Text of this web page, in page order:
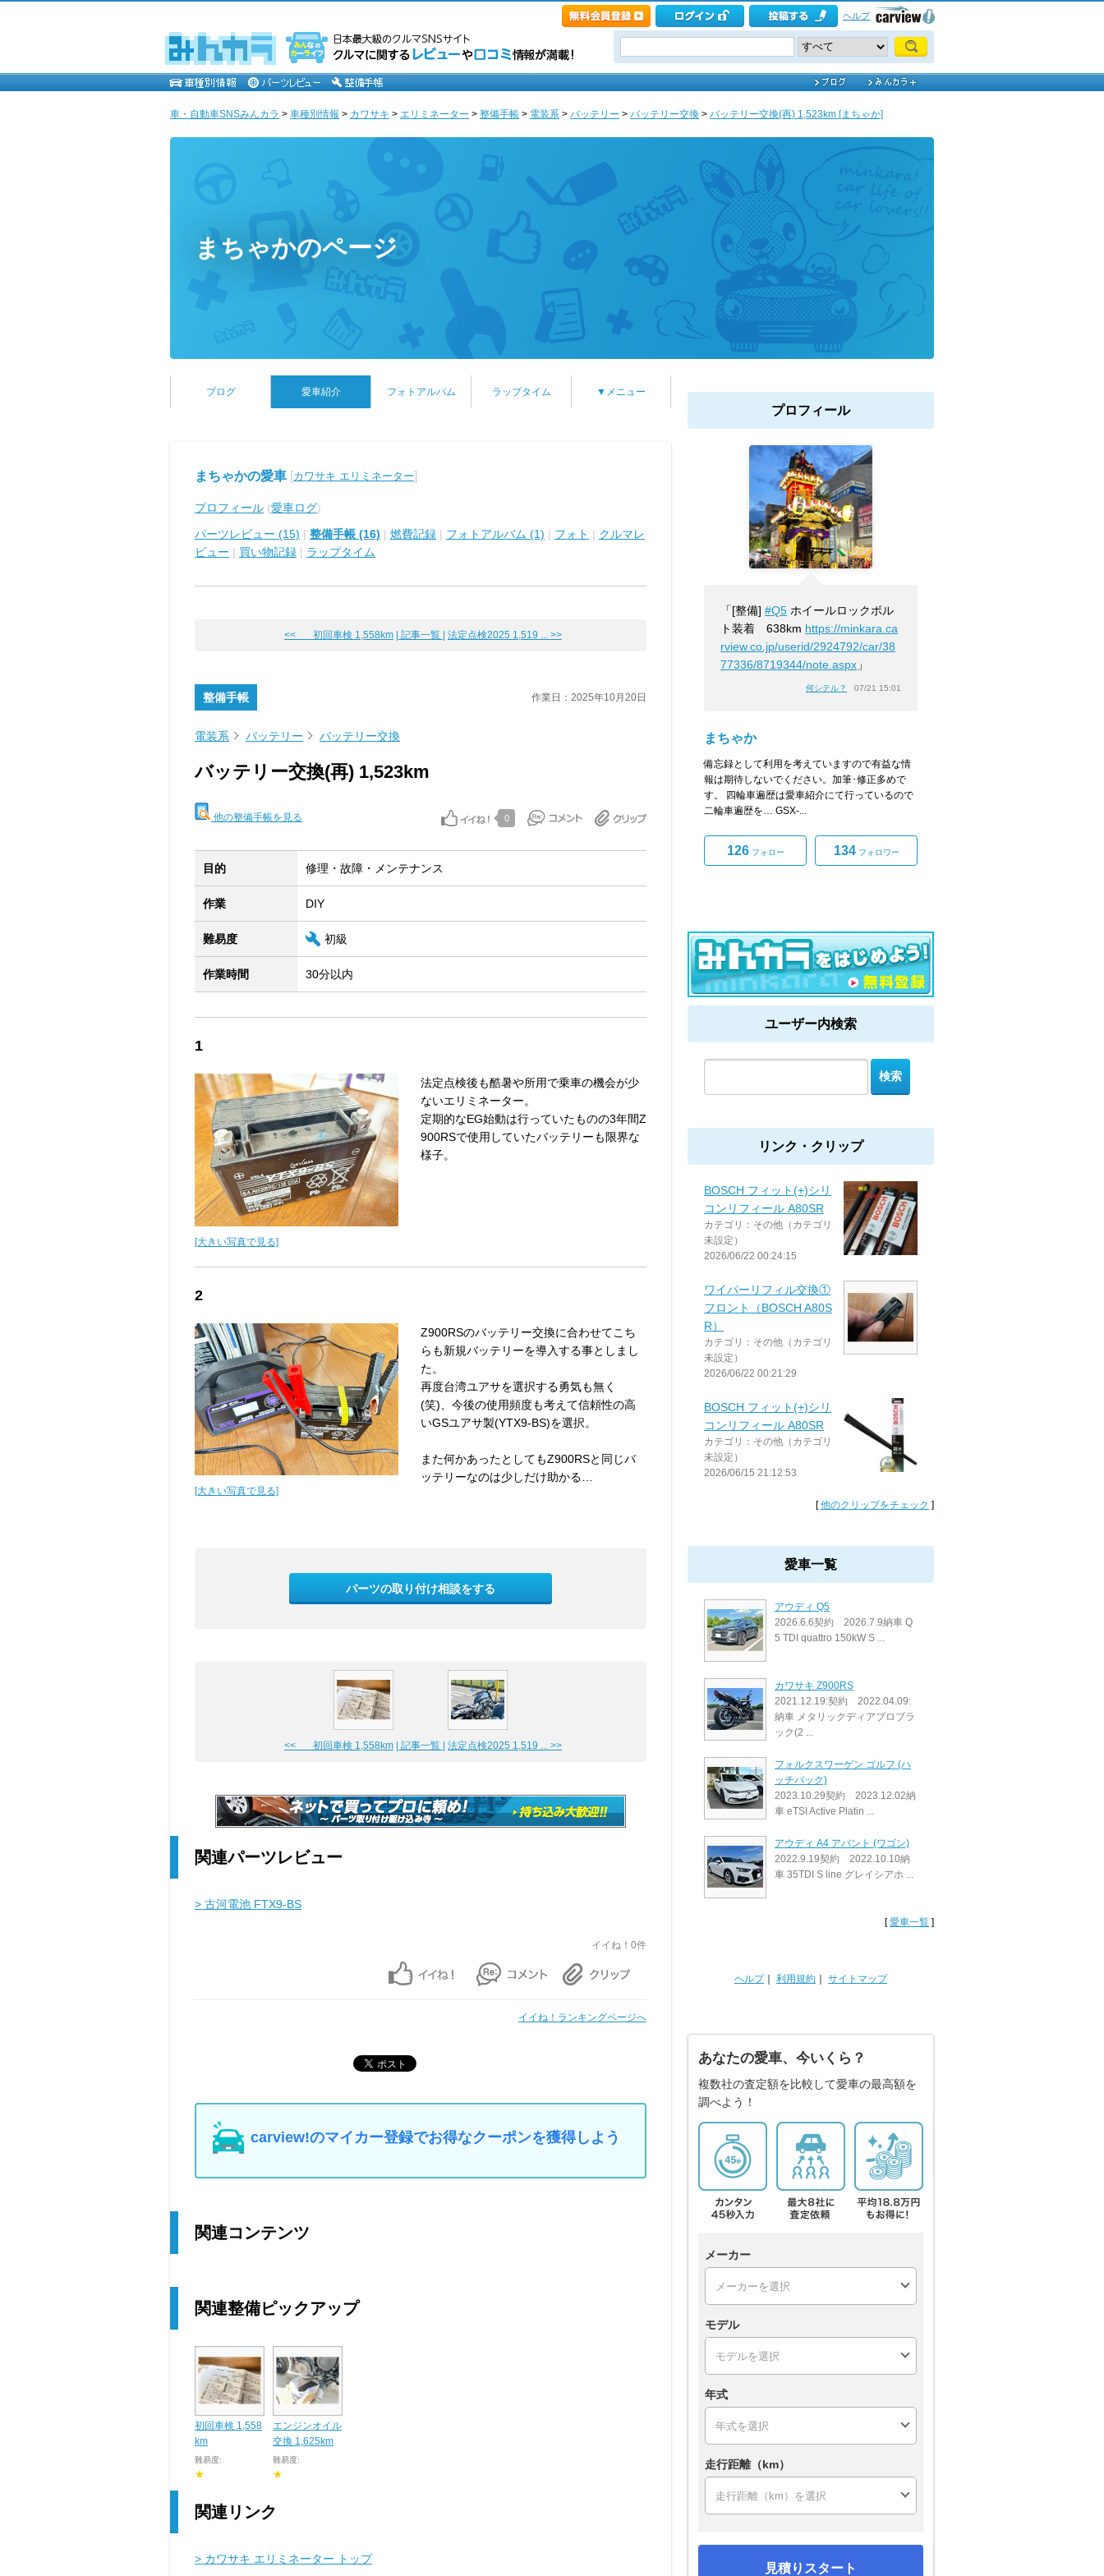
ヘルプ
車・自動車SNSみんカラ > 車種別情報 > カワサキ > エリミネーター > 整備手帳 > 電装系 > バッテリー > バッテリー交換 > バッテリー交換(再) 1,523km [まちゃか]
まちゃかのページ
ブログ 愛車紹介 フォトアルバム ラップタイム ▼メニュー
まちゃかの愛車 [カワサキ エリミネーター]
プロフィール (愛車ログ)
パーツレビュー (15) | 整備手帳 (16) | 燃費記録 | フォトアルバム (1) | フォト | クルマレ
ビュー | 買い物記録 | ラップタイム
<< 初回車検 1,558km | 記事一覧 | 法定点検2025 1,519 ... >>
整備手帳 作業日：2025年10月20日
電装系 バッテリー バッテリー交換
バッテリー交換(再) 1,523km
他の整備手帳を見る 0
目的 修理・故障・メンテナンス
作業 DIY
難易度 初級
作業時間 30分以内
1
[大きい写真で見る]
法定点検後も酷暑や所用で乗車の機会が少
ないエリミネーター。
定期的なEG始動は行っていたものの3年間Z
900RSで使用していたバッテリーも限界な
様子。
2
[大きい写真で見る]
Z900RSのバッテリー交換に合わせてこち
らも新規バッテリーを導入する事としまし
た。
再度台湾ユアサを選択する勇気も無く
(笑)、今後の使用頻度も考えて信頼性の高
いGSユアサ製(YTX9-BS)を選択。
また何かあったとしてもZ900RSと同じバ
ッテリーなのは少しだけ助かる…
パーツの取り付け相談をする
<< 初回車検 1,558km | 記事一覧 | 法定点検2025 1,519 ... >>
関連パーツレビュー
> 古河電池 FTX9-BS
イイね！0件
イイね！ランキングページへ
carview!のマイカー登録でお得なクーポンを獲得しよう
関連コンテンツ
関連整備ピックアップ
初回車検 1,558
km
難易度:
★
エンジンオイル
交換 1,625km
難易度:
★
関連リンク
> カワサキ エリミネーター トップ
プロフィール
「[整備] #Q5 ホイールロックボル
ト装着 638km https://minkara.ca
rview.co.jp/userid/2924792/car/38
77336/8719344/note.aspx 」
何シテル？ 07/21 15:01
まちゃか
備忘録として利用を考えていますので有益な情
報は期待しないでください。加筆･修正多めで
す。 四輪車遍歴は愛車紹介にて行っているので
二輪車遍歴を… GSX-...
126フォロー 134フォロワー
ユーザー内検索
リンク・クリップ
BOSCH フィット(+)シリ
コンリフィール A80SR
カテゴリ：その他（カテゴリ
未設定）
2026/06/22 00:24:15
ワイパーリフィル交換①
フロント（BOSCH A80S
R）
カテゴリ：その他（カテゴリ
未設定）
2026/06/22 00:21:29
BOSCH フィット(+)シリ
コンリフィール A80SR
カテゴリ：その他（カテゴリ
未設定）
2026/06/15 21:12:53
[他のクリップをチェック ]
愛車一覧
アウディ Q5
2026.6.6契約 2026.7.9納車 Q
5 TDI quattro 150kW S ...
カワサキ Z900RS
2021.12.19:契約 2022.04.09:
納車 メタリックディアブロブラ
ック(2 ...
フォルクスワーゲン ゴルフ (ハ
ッチバック)
2023.10.29契約 2023.12.02納
車 eTSI Active Platin ...
アウディ A4 アバント (ワゴン)
2022.9.19契約 2022.10.10納
車 35TDI S line グレイシアホ ...
[愛車一覧 ]
ヘルプ｜ 利用規約 サイトマップ
あなたの愛車、今いくら？
複数社の査定額を比較して愛車の最高額を
調べよう！
メーカー
モデル
年式
走行距離（km）
見積りスタート